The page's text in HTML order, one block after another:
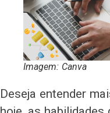
Imagem: Canva
Deseja entender